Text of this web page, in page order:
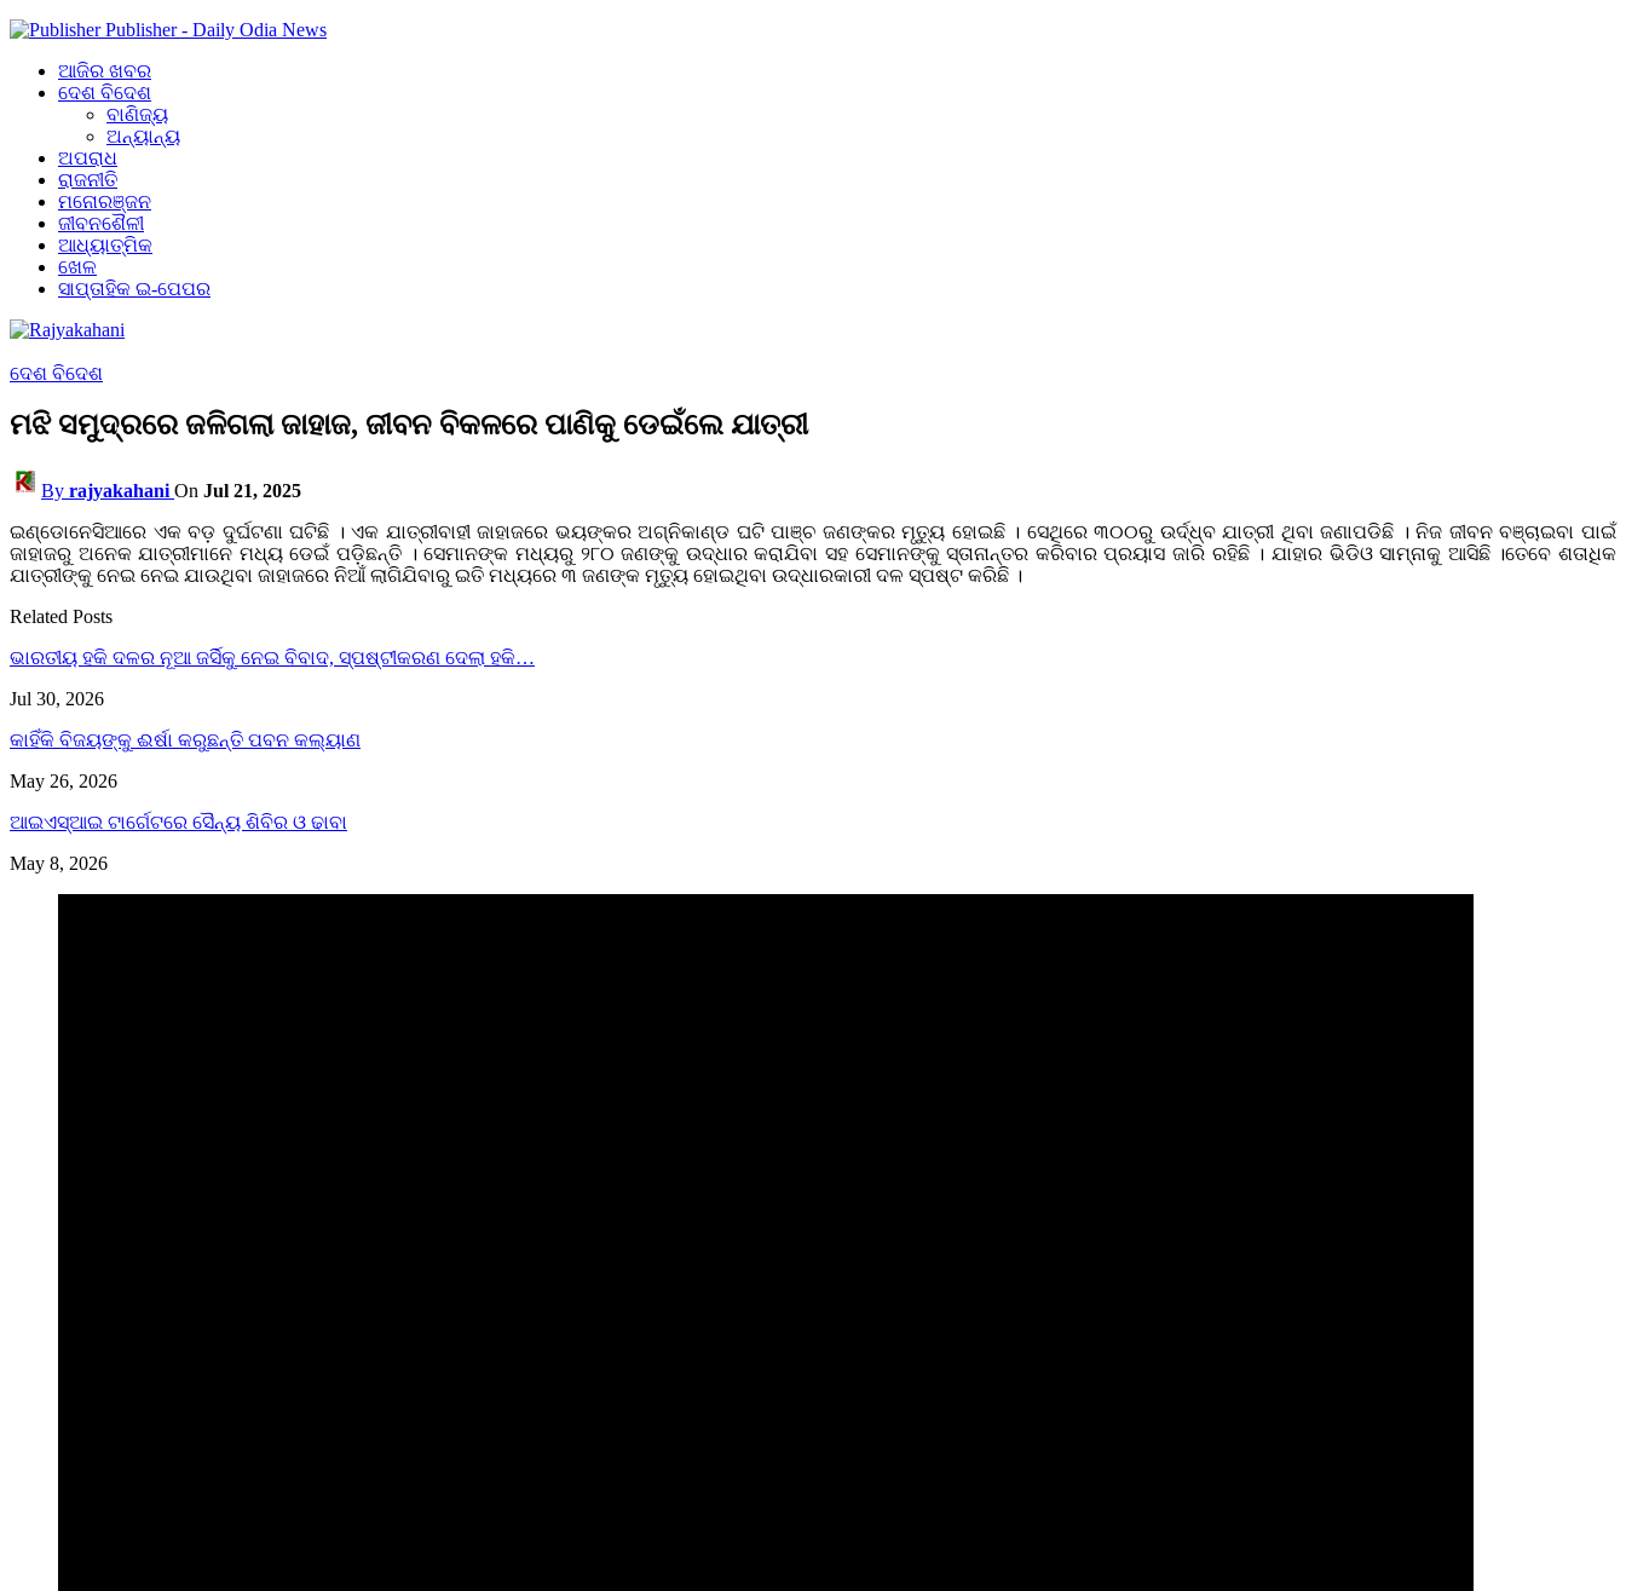
Publisher - Daily Odia News
ଆଜିର ଖବର
ଦେଶ ବିଦେଶ
ବାଣିଜ୍ୟ
ଅନ୍ୟାନ୍ୟ
ଅପରାଧ
ରାଜନୀତି
ମନୋରଞ୍ଜନ
ଜୀବନଶୈଳୀ
ଆଧ୍ୟାତ୍ମିକ
ଖେଳ
ସାପ୍ତାହିକ ଇ-ପେପର
ଦେଶ ବିଦେଶ
ମଝି ସମୁଦ୍ରରେ ଜଳିଗଲା ଜାହାଜ, ଜୀବନ ବିକଳରେ ପାଣିକୁ ଡେଇଁଲେ ଯାତ୍ରୀ
By rajyakahani On Jul 21, 2025
ଇଣ୍ଡୋନେସିଆରେ ଏକ ବଡ଼ ଦୁର୍ଘଟଣା ଘଟିଛି । ଏକ ଯାତ୍ରୀବାହୀ ଜାହାଜରେ ଭୟଙ୍କର ଅଗ୍ନିକାଣ୍ଡ ଘଟି ପାଞ୍ଚ ଜଣଙ୍କର ମୃତ୍ୟୁ ହୋଇଛି । ସେଥିରେ ୩୦୦ରୁ ଉର୍ଦ୍ଧ୍ବ ଯାତ୍ରୀ ଥିବା ଜଣାପଡିଛି । ନିଜ ଜୀବନ ବଞ୍ଚାଇବା ପାଇଁ
ଜାହାଜରୁ ଅନେକ ଯାତ୍ରୀମାନେ ମଧ୍ୟ ଡେଇଁ ପଡ଼ିଛନ୍ତି । ସେମାନଙ୍କ ମଧ୍ୟରୁ ୨୮୦ ଜଣଙ୍କୁ ଉଦ୍ଧାର କରାଯିବା ସହ ସେମାନଙ୍କୁ ସ୍ତାନାନ୍ତର କରିବାର ପ୍ରୟାସ ଜାରି ରହିଛି । ଯାହାର ଭିଡିଓ ସାମ୍ନାକୁ ଆସିଛି ।ତେବେ ଶତାଧିକ
ଯାତ୍ରୀଙ୍କୁ ନେଇ ନେଇ ଯାଉଥିବା ଜାହାଜରେ ନିଆଁ ଲାଗିଯିବାରୁ ଇତି ମଧ୍ୟରେ ୩ ଜଣଙ୍କ ମୃତ୍ୟୁ ହୋଇଥିବା ଉଦ୍ଧାରକାରୀ ଦଳ ସ୍ପଷ୍ଟ କରିଛି ।
Related Posts
ଭାରତୀୟ ହକି ଦଳର ନୂଆ ଜର୍ସିକୁ ନେଇ ବିବାଦ, ସ୍ପଷ୍ଟୀକରଣ ଦେଲା ହକି…
Jul 30, 2026
କାହିଁକି ବିଜୟଙ୍କୁ ଈର୍ଷା କରୁଛନ୍ତି ପବନ କଲ୍ୟାଣ
May 26, 2026
ଆଇଏସ୍‌ଆଇ ଟାର୍ଗେଟରେ ସୈନ୍ୟ ଶିବିର ଓ ଢାବା
May 8, 2026